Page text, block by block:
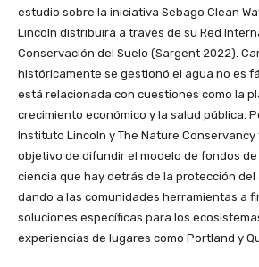
estudio sobre la iniciativa Sebago Clean
Lincoln distribuirá a través de su Red
Conservación del Suelo (Sargent 2022).
históricamente se gestionó el agua no es
está relacionada con cuestiones como la
crecimiento económico y la salud pública.
Instituto Lincoln y The Nature
objetivo de difundir el modelo de fondos
ciencia que hay detrás de la protección del
dando a las comunidades herramientas a
soluciones específicas para los
experiencias de lugares como Portland y